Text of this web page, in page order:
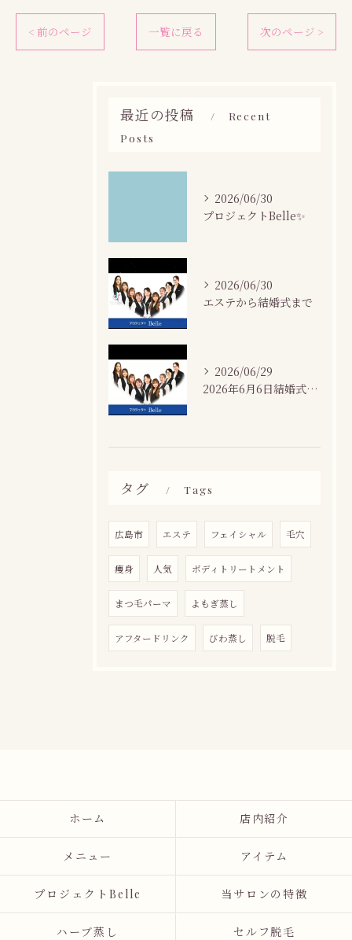
< 前のページ 一覧に戻る 次のページ >
最近の投稿
Recent
Posts
2026/06/30
プロジェクトBelle✨
2026/06/30
エステから結婚式まで
2026/06/29
2026年6月6日結婚式場カサネにて
タグ Tags
広島市 エステ フェイシャル 毛穴
痩身 人気 ボディトリートメント
まつ毛パーマ よもぎ蒸し
アフタードリンク びわ蒸し 脱毛
ホーム 店内紹介
メニュー アイテム
プロジェクトBelle 当サロンの特徴
ハーブ蒸し セルフ脱毛